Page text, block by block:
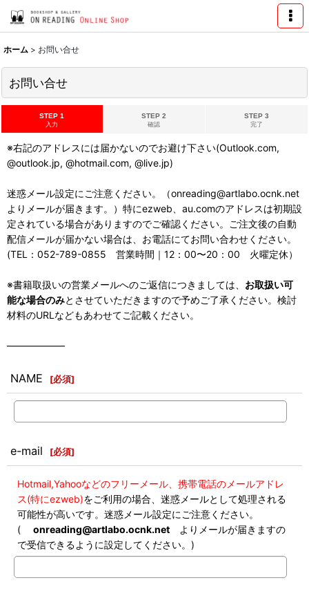
ホーム > お問い合せ
お問い合せ
STEP 1
入力
STEP 2
確認
STEP 3
完了
※右記のアドレスには届かないのでお避け下さい(Outlook.com,
@outlook.jp, @hotmail.com, @live.jp)
迷惑メール設定にご注意ください。（onreading@artlabo.ocnk.net
よりメールが届きます。）特にezweb、au.comのアドレスは初期設
定されている場合がありますのでご確認ください。ご注文後の自動
配信メールが届かない場合は、お電話にてお問い合わせください。
(TEL：052-789-0855 営業時間｜12：00〜20：00 火曜定休）
※書籍取扱いの営業メールへのご返信につきましては、 お取扱い可
能な場合のみとさせていただきますので予めご了承ください。検討
材料のURLなどもあわせてご記載ください。
――――――
NAME [必須]
e-mail [必須]
Hotmail,Yahooなどのフリーメール、携帯電話のメールアドレ
ス(特にezweb)をご利用の場合、迷惑メールとして処理される
可能性が高いです。迷惑メール設定にご注意ください。
( onreading@artlabo.ocnk.net よりメールが届きますの
で受信できるように設定してください。)